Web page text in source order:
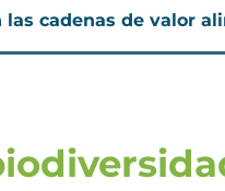
cadenas de valor